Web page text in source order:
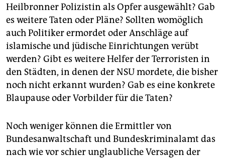
Heilbronner Polizistin als Opfer ausgewählt? Gab
es weitere Taten oder Pläne? Sollten womöglich
auch Politiker ermordet oder Anschläge auf
islamische und jüdische Einrichtungen verübt
werden? Gibt es weitere Helfer der Terroristen in
den Städten, in denen der NSU mordete, die bisher
noch nicht erkannt wurden? Gab es eine konkrete
Blaupause oder Vorbilder für die Taten?
Noch weniger können die Ermittler von
Bundesanwaltschaft und Bundeskriminalamt das
nach wie vor schier unglaubliche Versagen der